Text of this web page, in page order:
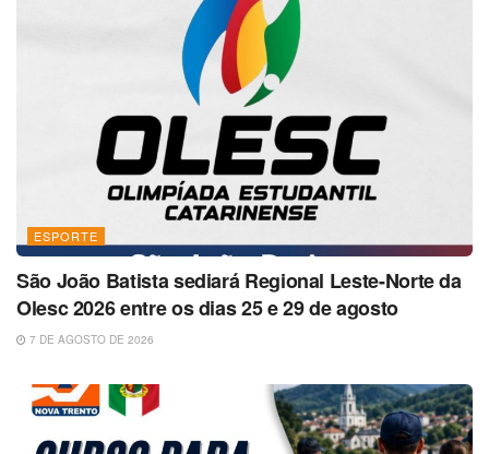
ESPORTE
São João Batista sediará Regional Leste-Norte da
Olesc 2026 entre os dias 25 e 29 de agosto
7 DE AGOSTO DE 2026